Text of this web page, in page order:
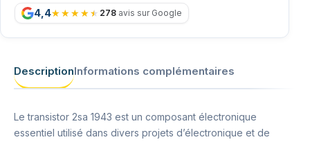
4,4 278 avis sur Google
DescriptionInformations complémentaires
Le transistor 2sa 1943 est un composant électronique
essentiel utilisé dans divers projets d’électronique et de